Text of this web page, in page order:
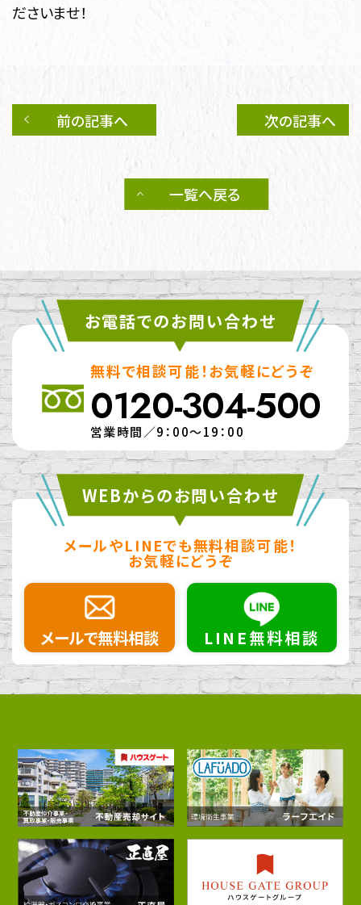
ださいませ！
前の記事へ
一覧へ戻る
次の記事へ
お電話でのお問い合わせ
無料で相談可能！お気軽にどうぞ
0120-304-500
営業時間／9：00～19：00
WEBからのお問い合わせ
メールやLINEでも無料相談可能！
お気軽にどうぞ
メールで無料相談 LINE無料相談